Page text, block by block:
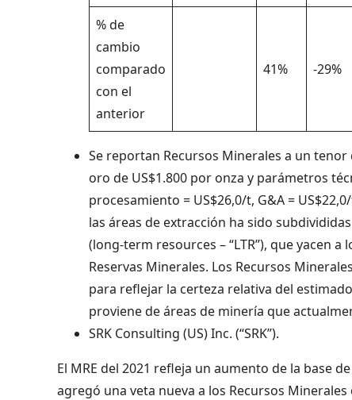
% de
cambio
comparado
con el
anterior
41% -29%
Se reportan Recursos Minerales a un
oro de US$1.800 por onza y parámetros
procesamiento = US$26,0/t, G&A =
las áreas de extracción ha sido
(long-term resources – “LTR”), que yacen
Reservas Minerales. Los Recursos
para reflejar la certeza relativa del
proviene de áreas de minería que
SRK Consulting (US) Inc. (“SRK”).
El MRE del 2021 refleja un aumento de la base
agregó una veta nueva a los Recursos